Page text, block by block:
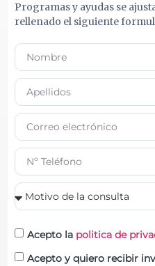
Programas y ayudas se
rellenado el siguiente
Acepto la politica de
Acepto y quiero recibir